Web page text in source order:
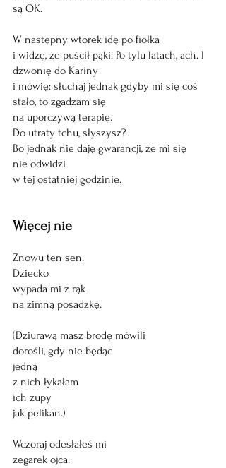
są OK.
W następny wtorek idę po fiołka
i widzę, że puścił pąki. Po tylu latach, ach. I
dzwonię do Kariny
i mówię: słuchaj jednak gdyby mi się coś
stało, to zgadzam się
na uporczywą terapię.
Do utraty tchu, słyszysz?
Bo jednak nie daję gwarancji, że mi się
nie odwidzi
w tej ostatniej godzinie.
Więcej nie
Znowu ten sen.
Dziecko
wypada mi z rąk
na zimną posadzkę.
(Dziurawą masz brodę mówili
dorośli, gdy nie będąc
jedną
z nich łykałam
ich zupy
jak pelikan.)
Wczoraj odesłałeś mi
zegarek ojca.